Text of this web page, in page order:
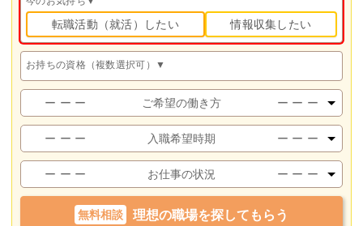
転職活動（就活）したい 情報収集したい
お持ちの資格（複数選択可）▼
ケアマネ
（経験あり）
未経験ケアマネ
（実務研修前）
未経験ケアマネ
（実務研修修了）
主任ケアマネ
社会福祉士
精神保健福祉士
介護福祉士
社会福祉主事任用
相談支援専門員
サービス管理責任者
児童発達支援管理責任者
無資格
その他
無料相談
理想の職場を探してもらう